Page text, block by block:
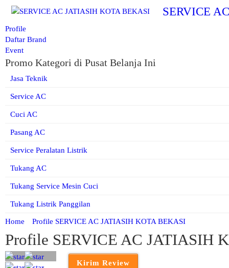
SERVICE
Profile
Daftar Brand
Event
Promo Kategori di Pusat Belanja Ini
Jasa Teknik
Service AC
Cuci AC
Pasang AC
Service Peralatan Listrik
Tukang AC
Tukang Service Mesin Cuci
Tukang Listrik Panggilan
Home
Profile SERVICE AC JATIASIH KOTA BEKASI
Profile SERVICE AC JATIASIH